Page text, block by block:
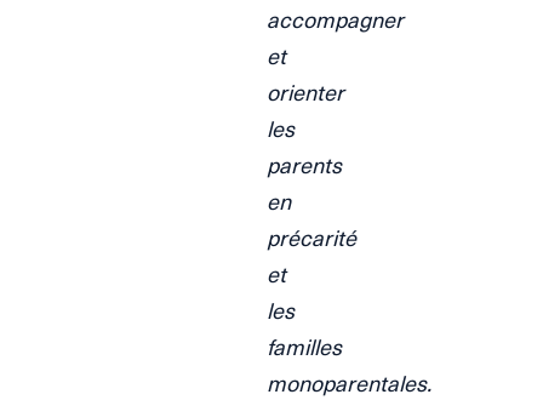
accompagner
et
orienter
les
parents
en
précarité
et
les
familles
monoparentales.